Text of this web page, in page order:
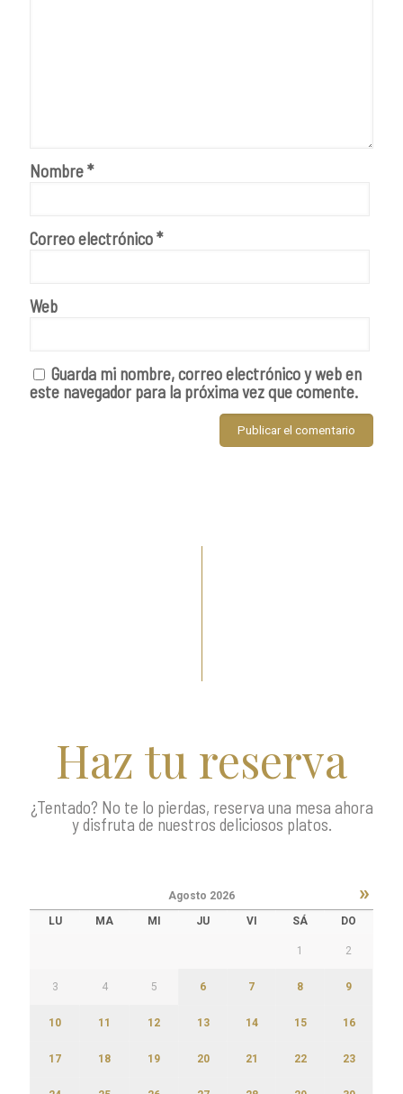
Nombre*
Correo electrónico*
Web
Guarda mi nombre, correo electrónico y web en
este navegador para la próxima vez que comente.
Haz tu reserva
¿Tentado? No te lo pierdas, reserva una mesa ahora
y disfruta de nuestros deliciosos platos.
»
Agosto 2026
LU
MA MI JU VI SÁ DO
1 2
3 4 5 6 7 8 9
10 11 12 13 14 15 16
17 18 19 20 21 22 23